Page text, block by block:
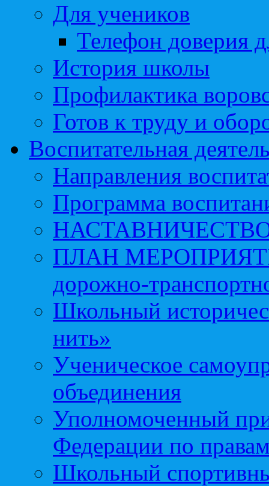
Для учеников
Телефон доверия
История школы
Профилактика
Готов к труду и
Воспитательная
Направления
Программа
ПЛАН МЕРОПРИЯТИЙ
дорожно-
Школьный
нить»
Ученическое
объединения
Уполномоченный
Федерации по
Школьный